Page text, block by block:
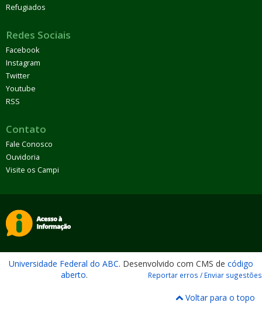
Refugiados
Redes Sociais
Facebook
Instagram
Twitter
Youtube
RSS
Contato
Fale Conosco
Ouvidoria
Visite os Campi
Universidade Federal do ABC. Desenvolvido com CMS de código
aberto. Reportar erros / Enviar sugestões
Voltar para o topo